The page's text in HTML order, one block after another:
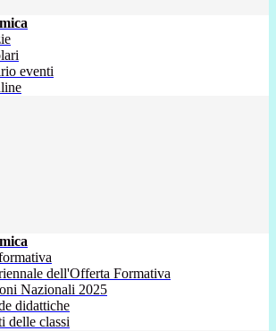
eventi
dell'Offerta Formativa
Nazionali 2025
didattiche
delle classi